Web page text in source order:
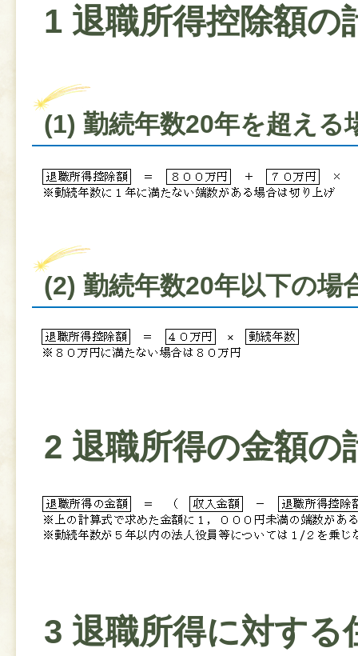
1 退職所得控除額の
(1) 勤続年数20年を超える
(2) 勤続年数20年以下の場
2 退職所得の金額の
3 退職所得に対する